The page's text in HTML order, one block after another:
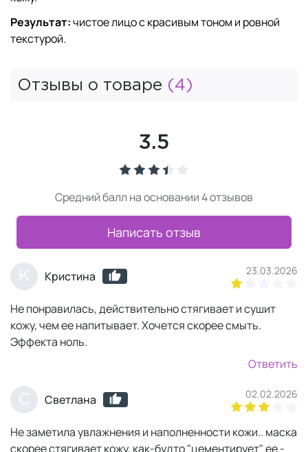
Результат:чистое лицо с красивым тоном и ровной
текстурой.
Отзывы о товаре (4)
3.5
Средний балл на основании 4 отзывов
Написать отзыв
Кристина 23.03.2026
Не понравилась, действительно стягивает и сушит
кожу, чем ее напитывает. Хочется скорее смыть.
Эффекта ноль.
Ответить
Светлана 02.02.2026
Не заметила увлажнения и наполненности кожи.. маска
скорее стягивает кожу, как-будто "цементирует" ее -